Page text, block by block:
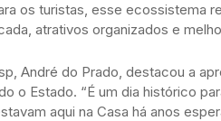
os turistas, esse ecossistema
atrativos organizados e
André do Prado, destacou a
o Estado. “É um dia histórico
aqui na Casa há anos